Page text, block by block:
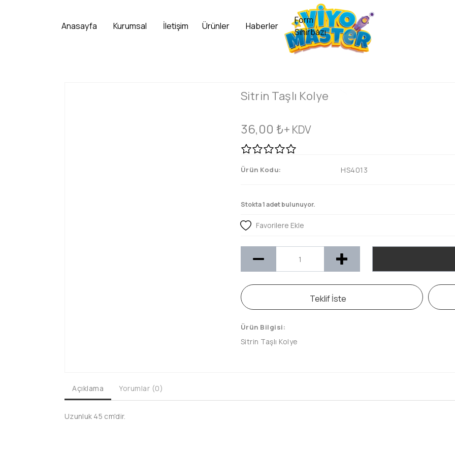
Sitrin Taşlı Kolye
36,00 ₺+ KDV
Ürün Kodu: HS4013
Stokta 1 adet bulunuyor.
Favorilere Ekle
Teklif İste
Ürün Bilgisi:
Sitrin Taşlı Kolye
Açıklama Yorumlar (0)
Uzunluk 45 cm'dir.
Anasayfa Kurumsal İletişim Ürünler Haberler
Form
Sihirbazı